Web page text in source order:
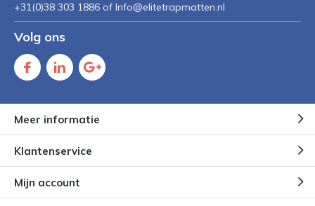
+31(0)38 303 1886 of Info@elitetrapmatten.nl
Volg ons
Meer informatie
Klantenservice
Mijn account